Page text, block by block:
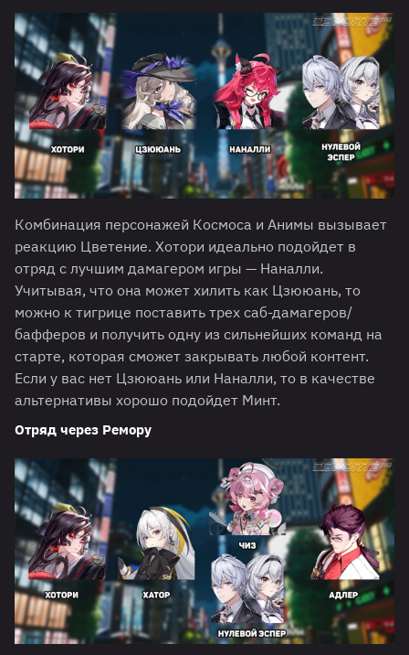
Комбинация персонажей Космоса и Анимы вызывает
реакцию Цветение. Хотори идеально подойдет в
отряд с лучшим дамагером игры — Наналли.
Учитывая, что она может хилить как Цзююань, то
можно к тигрице поставить трех саб-дамагеров/
бафферов и получить одну из сильнейших команд на
старте, которая сможет закрывать любой контент.
Если у вас нет Цзююань или Наналли, то в качестве
альтернативы хорошо подойдет Минт.
Отряд через Ремору